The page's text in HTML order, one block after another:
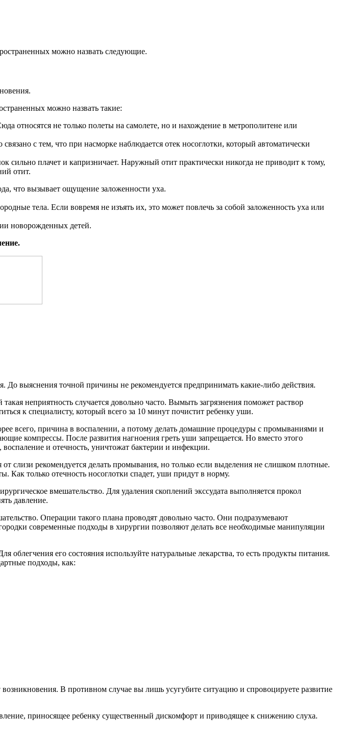
можно назвать следующие.
можно назвать такие:
относятся не только полеты на самолете, но и нахождение в метрополитене или
с тем, что при насморке наблюдается отек носоглотки, который автоматически
плачет и капризничает. Наружный отит практически никогда не приводит к тому,
отит.
что вызывает ощущение заложенности уха.
тела. Если вовремя не изъять их, это может повлечь за собой заложенность уха или
новорожденных детей.
До выяснения точной причины не рекомендуется предпринимать какие-либо действия.
неприятность случается довольно часто. Вымыть загрязнения поможет раствор
к специалисту, который всего за 10 минут почистит ребенку уши.
всего, причина в воспалении, а потому делать домашние процедуры с промываниями и
компрессы. После развития нагноения греть уши запрещается. Но вместо этого
и отечность, уничтожат бактерии и инфекции.
слизи рекомендуется делать промывания, но только если выделения не слишком плотные.
Как только отечность носоглотки спадет, уши придут в норму.
вмешательство. Для удаления скоплений экссудата выполняется прокол
давление.
Операции такого плана проводят довольно часто. Они подразумевают
современные подходы в хирургии позволяют делать все необходимые манипуляции
его состояния используйте натуральные лекарства, то есть продукты питания.
подходы, как:
В противном случае вы лишь усугубите ситуацию и спровоцируете развитие
приносящее ребенку существенный дискомфорт и приводящее к снижению слуха.